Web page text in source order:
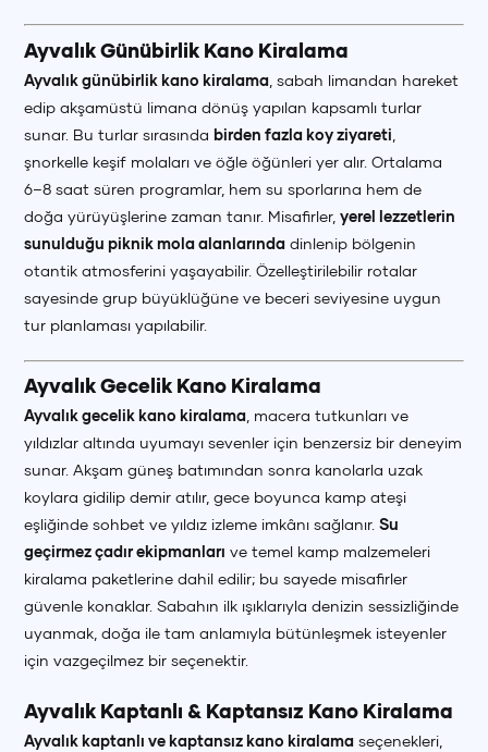
Ayvalık Günübirlik Kano Kiralama
Ayvalık günübirlik kano kiralama , sabah limandan hareket
edip akşamüstü limana dönüş yapılan kapsamlı turlar
sunar. Bu turlar sırasında birden fazla koy ziyareti
şnorkelle keşif molaları ve öğle öğünleri yer alır. Ortalama
6–8 saat süren programlar, hem su sporlarına hem de
doğa yürüyüşlerine zaman tanır. Misafirler,yerel lezzetlerin
sunulduğu piknik mola alanlarında dinlenip bölgenin
otantik atmosferini yaşayabilir. Özelleştirilebilir rotalar
sayesinde grup büyüklüğüne ve beceri seviyesine uygun
tur planlaması yapılabilir.
Ayvalık Gecelik Kano Kiralama
Ayvalık gecelik kano kiralama , macera tutkunları ve
yıldızlar altında uyumayı sevenler için benzersiz bir deneyim
sunar. Akşam güneş batımından sonra kanolarla uzak
koylara gidilip demir atılır, gece boyunca kamp ateşi
eşliğinde sohbet ve yıldız izleme imkânı sağlanır.Su
geçirmez çadır ekipmanları ve temel kamp malzemeleri
kiralama paketlerine dahil edilir; bu sayede misafirler
güvenle konaklar. Sabahın ilk ışıklarıyla denizin sessizliğinde
uyanmak, doğa ile tam anlamıyla bütünleşmek isteyenler
için vazgeçilmez bir seçenektir.
Ayvalık Kaptanlı & Kaptansız Kano Kiralama
Ayvalık kaptanlı ve kaptansız kano kiralama seçenekleri,